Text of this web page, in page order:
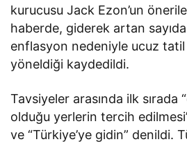
kurucusu Jack Ezon’un
haberde, giderek artan
enflasyon nedeniyle ucuz
yöneldiği kaydedildi.
Tavsiyeler arasında ilk sırada
olduğu yerlerin tercih
ve “Türkiye’ye gidin” denildi.